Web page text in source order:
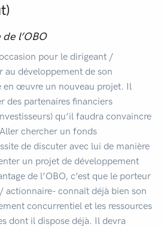
l’OBO
pour le dirigeant /
au développement de son
en œuvre un nouveau projet. Il
des partenaires financiers
qu’il faudra convaincre
chercher un fonds
de discuter avec lui de manière
un projet de développement
de l’OBO, c’est que le porteur
actionnaire- connaît déjà bien son
concurrentiel et les ressources
dont il dispose déjà. Il devra